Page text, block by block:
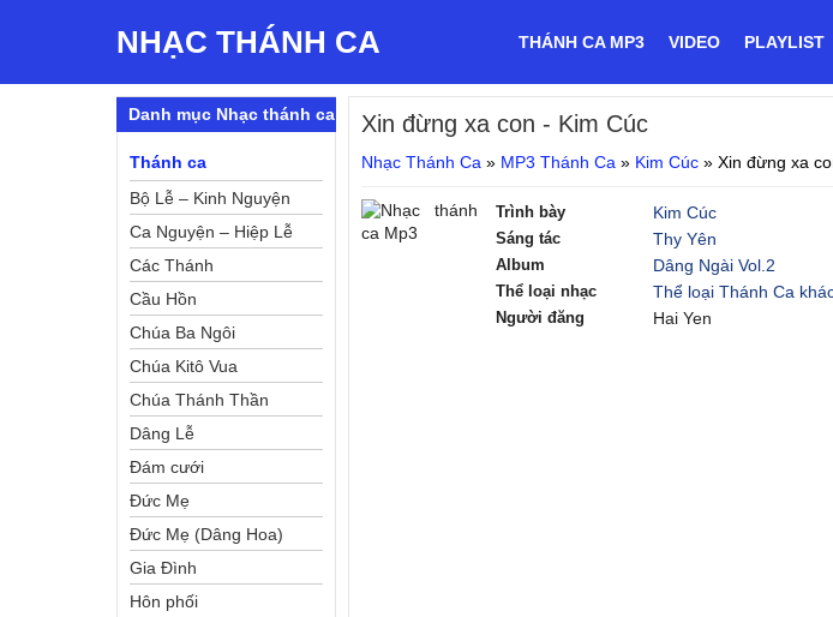
NHẠC THÁNH CA THÁNH CA MP3 VIDEO PLAYLIST
Xin đừng xa con - Kim Cúc
Nhạc Thánh Ca » MP3 Thánh Ca » Kim Cúc »Xin đừng xa
Trình bày Kim Cúc
Sáng tác Thy Yên
Album Dâng Ngài Vol.2
Thể loại nhạc Thể loại Thánh Ca
Người đăng Hai Yen
Danh mục Nhạc thánh ca
Thánh ca
Bộ Lễ – Kinh Nguyện
Ca Nguyện – Hiệp Lễ
Các Thánh
Cầu Hồn
Chúa Ba Ngôi
Chúa Kitô Vua
Chúa Thánh Thần
Dâng Lễ
Đám cưới
Đức Mẹ
Đức Mẹ (Dâng Hoa)
Gia Đình
Hôn phối